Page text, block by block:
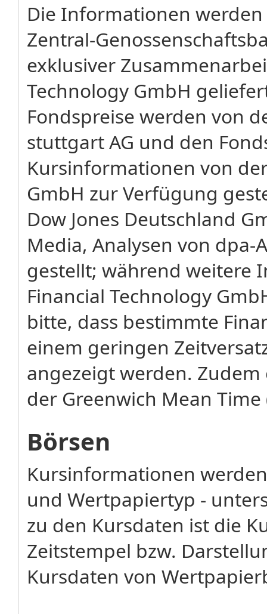
Die Informationen werden
Zentral-
exklusiver
Technology GmbH
Fondspreise werden von
stuttgart AG und den
Kursinformationen von
GmbH zur Verfügung
Dow Jones Deutschland
Media, Analysen von dpa-
gestellt; während weitere
Financial Technology
bitte, dass bestimmte
einem geringen
angezeigt werden.
der Greenwich Mean Time
Börsen
Kursinformationen
und Wertpapiertyp -
zu den Kursdaten ist die
Zeitstempel bzw.
Kursdaten von